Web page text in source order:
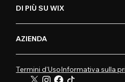
DI PIÙ SU WIX
AZIENDA
Termini d'UsoInformativa sulla